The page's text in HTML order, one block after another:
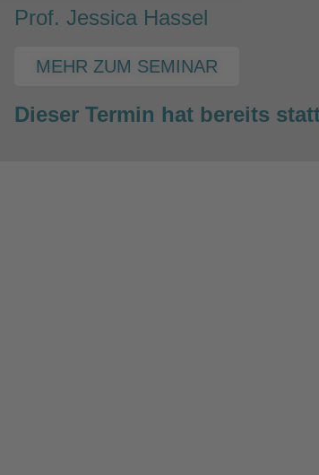
Prof. Jessica Hassel
MEHR ZUM SEMINAR
Dieser Termin hat bereits